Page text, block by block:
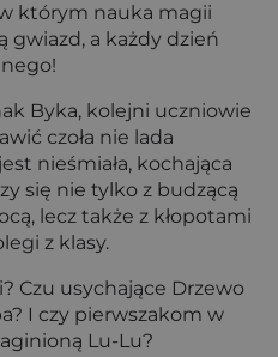
którym nauka magii
gwiazd, a każdy dzień
Byka, kolejni uczniowie
czoła nie lada
nieśmiała, kochająca
się nie tylko z budzącą
lecz także z kłopotami
z klasy.
Czu usychające Drzewo
I czy pierwszakom w
Lu-Lu?